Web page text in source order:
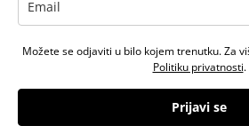
Možete se odjaviti u bilo kojem trenutku. Za
Politiku privatnosti.
Prijavi se